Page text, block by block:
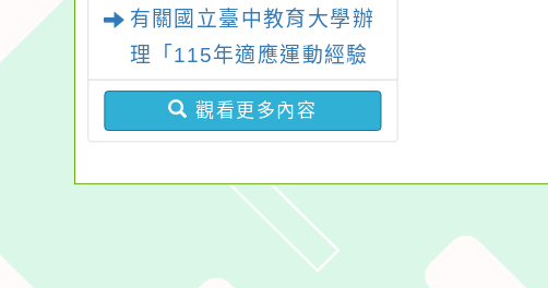
報計畫書及經費表
有關國立臺中教育大學辦
理「115年適應運動經驗
分享及議題交流」活動，
請踴躍報名參加
觀看更多內容